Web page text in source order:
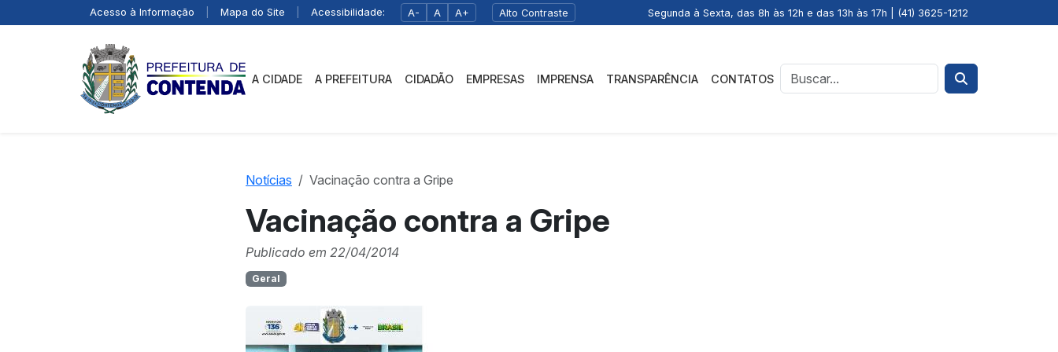
Acesso à Informação Mapa do Site Acessibilidade: A- A A+ Alto Contraste Segunda à Sexta, das 8h às 12h e das 13h às 17h | (41) 3625-1212
A CIDADE A PREFEITURA CIDADÃO EMPRESAS IMPRENSA TRANSPARÊNCIA CONTATOS
Notícias Vacinação contra a Gripe
Vacinação contra a Gripe
Publicado em 22/04/2014
Geral